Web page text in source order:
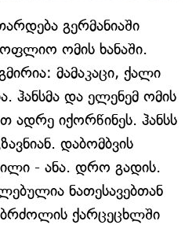
გერმანიაში
ომის ხანაში.
მამაკაცი, ქალი
ჰანსმა და ელენემ ომის
ადრე იქორწინეს. ჰანსს
დაბომბვის
- ანა. დრო გადის.
ნათესავებთან
ქარცეცხლში